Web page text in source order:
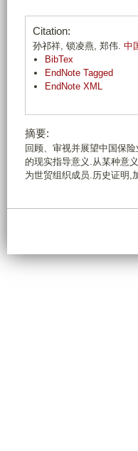
Citation:
孙祁祥, 锁凌燕, 郑伟. 中
BibTex
EndNote Tagged
EndNote XML
摘要:
回顾、审视并展望中国保
的现实指导意义.从某种意
为世贸组织成员.历史证明,